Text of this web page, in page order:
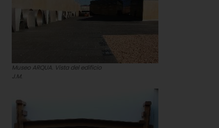
Museo ARQUA. Vista del edificio
J.M.